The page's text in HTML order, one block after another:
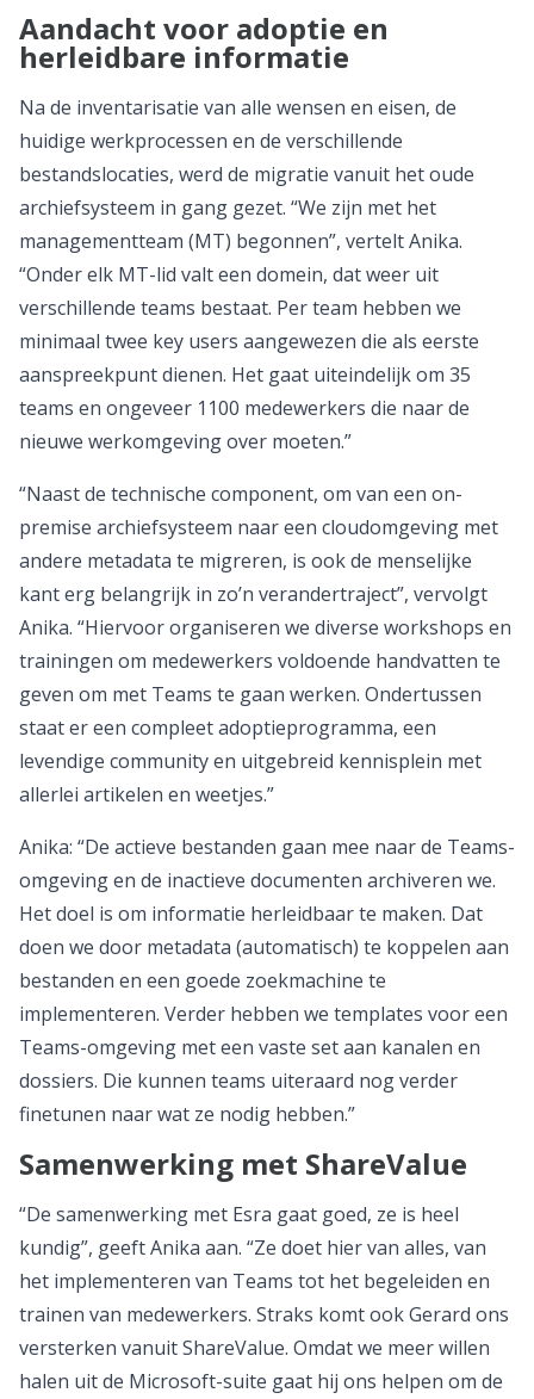
Aandacht voor adoptie en
herleidbare informatie
Na de inventarisatie van alle wensen en eisen, de
huidige werkprocessen en de verschillende
bestandslocaties, werd de migratie vanuit het oude
archiefsysteem in gang gezet. “We zijn met het
managementteam (MT) begonnen”, vertelt Anika.
“Onder elk MT-lid valt een domein, dat weer uit
verschillende teams bestaat. Per team hebben we
minimaal twee key users aangewezen die als eerste
aanspreekpunt dienen. Het gaat uiteindelijk om 35
teams en ongeveer 1100 medewerkers die naar de
nieuwe werkomgeving over moeten.”
“Naast de technische component, om van een on-
premise archiefsysteem naar een cloudomgeving met
andere metadata te migreren, is ook de menselijke
kant erg belangrijk in zo’n verandertraject”, vervolgt
Anika. “Hiervoor organiseren we diverse workshops en
trainingen om medewerkers voldoende handvatten te
geven om met Teams te gaan werken. Ondertussen
staat er een compleet adoptieprogramma, een
levendige community en uitgebreid kennisplein met
allerlei artikelen en weetjes.”
Anika: “De actieve bestanden gaan mee naar de Teams-
omgeving en de inactieve documenten archiveren we.
Het doel is om informatie herleidbaar te maken. Dat
doen we door metadata (automatisch) te koppelen aan
bestanden en een goede zoekmachine te
implementeren. Verder hebben we templates voor een
Teams-omgeving met een vaste set aan kanalen en
dossiers. Die kunnen teams uiteraard nog verder
finetunen naar wat ze nodig hebben.”
Samenwerking met ShareValue
“De samenwerking met Esra gaat goed, ze is heel
kundig”, geeft Anika aan. “Ze doet hier van alles, van
het implementeren van Teams tot het begeleiden en
trainen van medewerkers. Straks komt ook Gerard ons
versterken vanuit ShareValue. Omdat we meer willen
halen uit de Microsoft-suite gaat hij ons helpen om de